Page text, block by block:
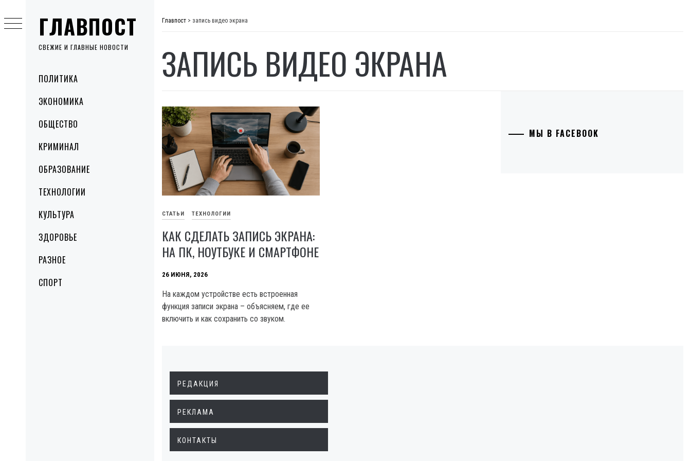
ГЛАВПОСТ
СВЕЖИЕ И ГЛАВНЫЕ НОВОСТИ
MenuПОЛИТИКА
ЭКОНОМИКА
ОБЩЕСТВО
КРИМИНАЛ
ОБРАЗОВАНИЕ
ТЕХНОЛОГИИ
КУЛЬТУРА
ЗДОРОВЬЕ
РАЗНОЕ
СПОРТ
to
content
Главпост > запись видео экрана
ЗАПИСЬ ВИДЕО ЭКРАНА
СТАТЬИ ТЕХНОЛОГИИ
КАК СДЕЛАТЬ ЗАПИСЬ ЭКРАНА:
НА ПК, НОУТБУКЕ И СМАРТФОНЕ
26 ИЮНЯ, 2026
На каждом устройстве есть встроенная
функция записи экрана – объясняем, где ее
включить и как сохранить со звуком.
МЫ В FACEBOOK
РЕДАКЦИЯ
РЕКЛАМА
КОНТАКТЫ